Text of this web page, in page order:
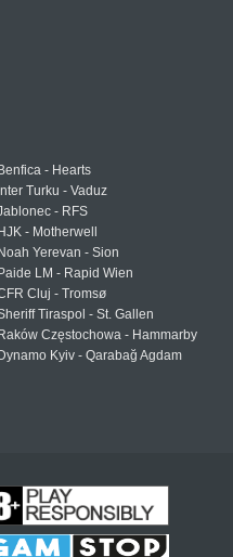
Benfica - Hearts
Inter Turku - Vaduz
- RFS
HJK - Motherwell
Noah Yerevan - Sion
Paide LM - Rapid Wien
Cluj - Tromsø
Tiraspol - St. Gallen
Raków Częstochowa - Hammarby
Dynamo Kyiv - Qarabağ Agdam